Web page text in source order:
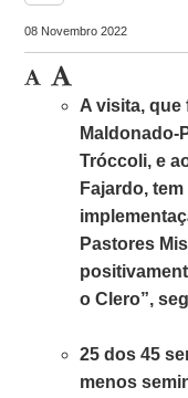
08 Novembro 2022
A visita,
Maldonado-
Tróccoli, e
Fajardo,
Pastores
o Clero”,
25 dos 45
menos